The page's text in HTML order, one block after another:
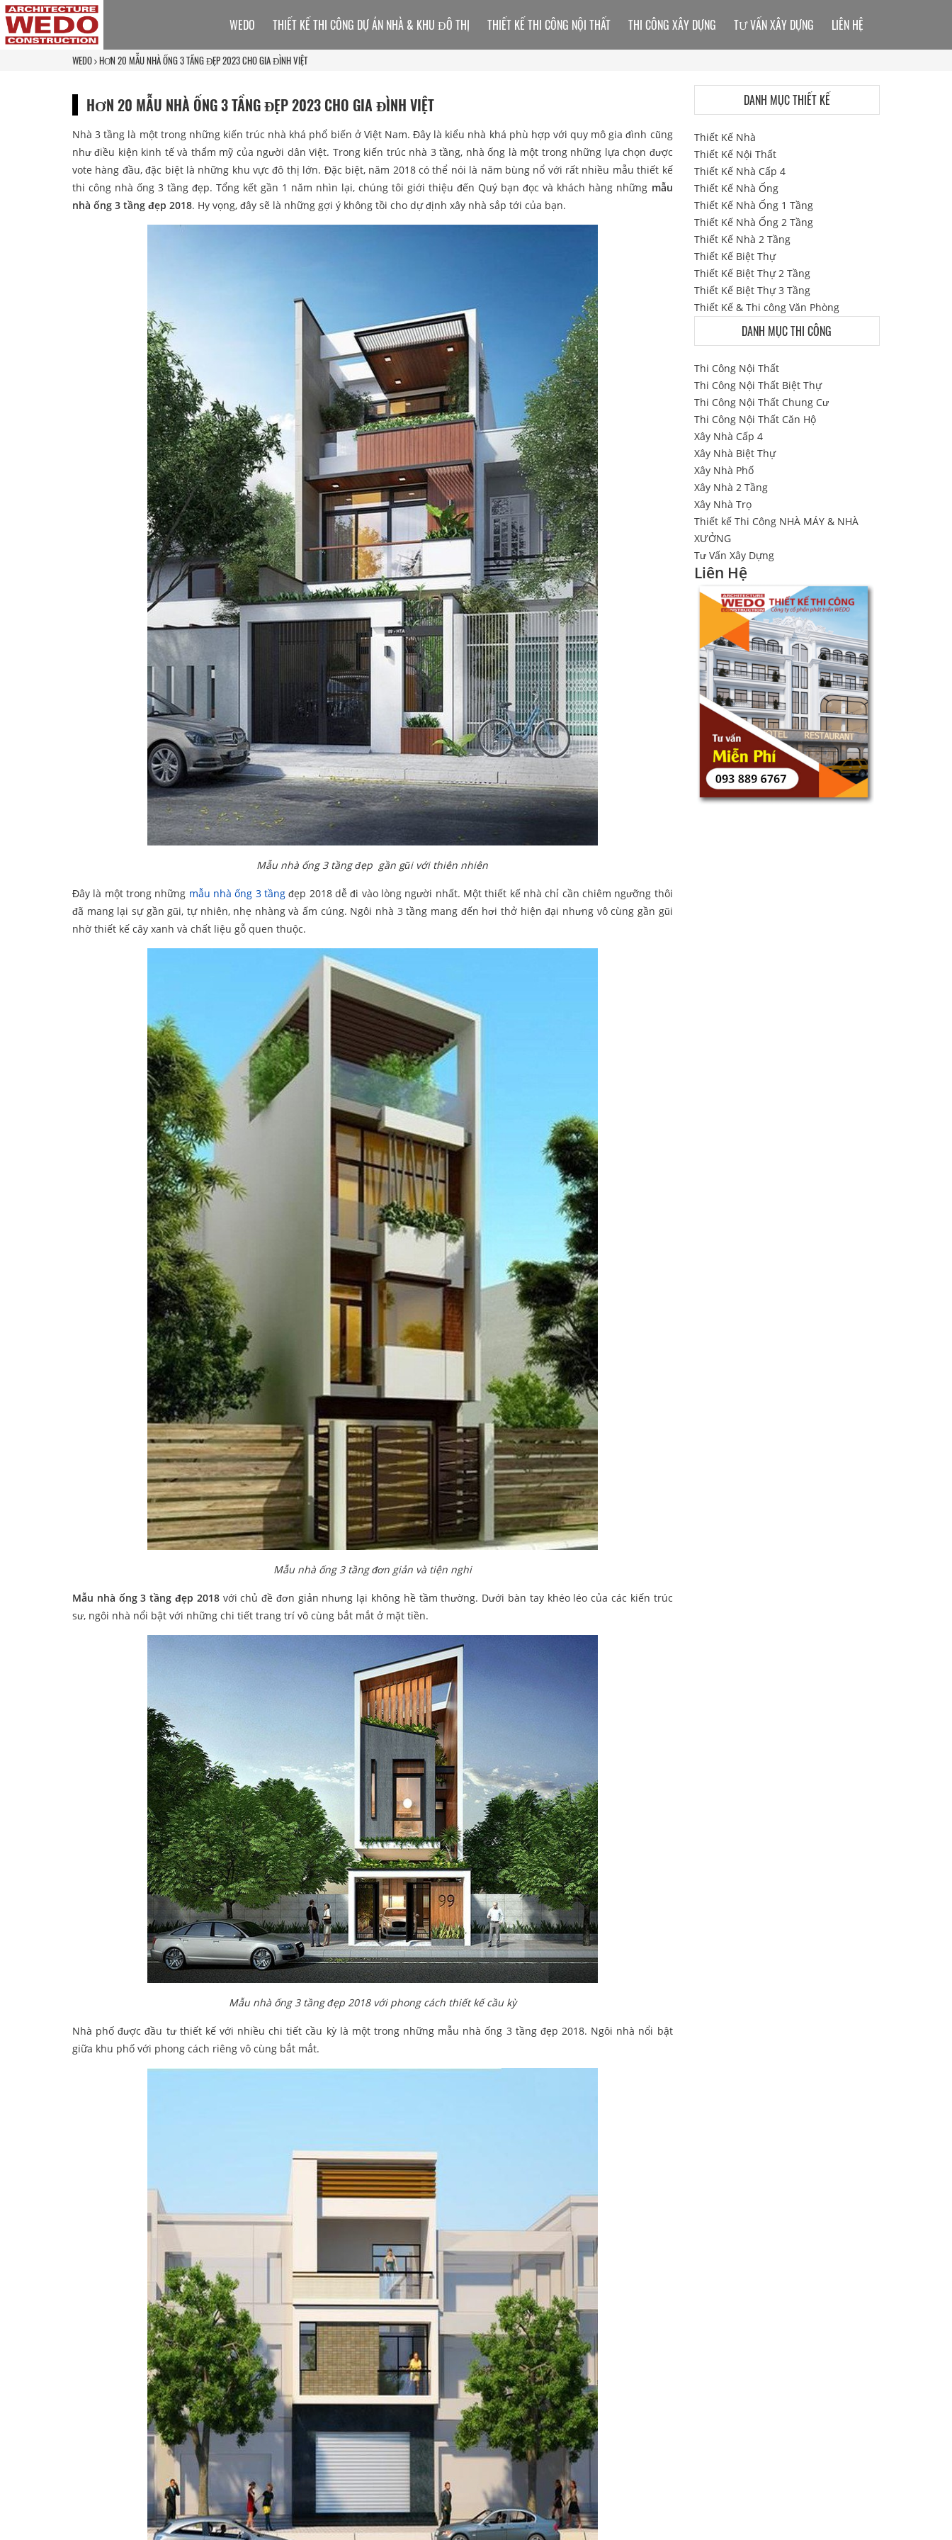
WEDO HƠN 20 MẪU NHÀ ỐNG 3 TẦNG ĐẸP 2023 CHO GIA ĐÌNH VIỆT
HƠN 20 MẪU NHÀ ỐNG 3 TẦNG ĐẸP 2023 CHO GIA ĐÌNH VIỆT
Nhà 3 tầng là một trong những kiến trúc nhà khá phổ biến ở Việt Nam. Đây là kiểu nhà khá phù hợp với quy mô gia đình cũng
như điều kiện kinh tế và thẩm mỹ của người dân Việt. Trong kiến trúc nhà 3 tầng, nhà ống là một trong những lựa chọn được
vote hàng đầu, đặc biệt là những khu vực đô thị lớn. Đặc biệt, năm 2018 có thể nói là năm bùng nổ với rất nhiều mẫu thiết kế
thi công nhà ống 3 tầng đẹp. Tổng kết gần 1 năm nhìn lại, chúng tôi giới thiệu đến Quý bạn đọc và khách hàng những mẫu
nhà ống 3 tầng đẹp 2018. Hy vọng, đây sẽ là những gợi ý không tồi cho dự định xây nhà sắp tới của bạn.
Mẫu nhà ống 3 tầng đẹp gần gũi với thiên nhiên
Đây là một trong những mẫu nhà ống 3 tầngđẹp 2018 dễ đi vào lòng người nhất. Một thiết kế nhà chỉ cần chiêm ngưỡng thôi
đã mang lại sự gần gũi, tự nhiên, nhẹ nhàng và ấm cúng. Ngôi nhà 3 tầng mang đến hơi thở hiện đại nhưng vô cùng gần gũi
nhờ thiết kế cây xanh và chất liệu gỗ quen thuộc.
Mẫu nhà ống 3 tầng đơn giản và tiện nghi
Mẫu nhà ống 3 tầng đẹp 2018với chủ đề đơn giản nhưng lại không hề tầm thường. Dưới bàn tay khéo léo của các kiến trúc
sư, ngôi nhà nổi bật với những chi tiết trang trí vô cùng bắt mắt ở mặt tiền.
Mẫu nhà ống 3 tầng đẹp 2018 với phong cách thiết kế cầu kỳ
Nhà phố được đầu tư thiết kế với nhiều chi tiết cầu kỳ là một trong những mẫu nhà ống 3 tầng đẹp 2018. Ngôi nhà nổi bật
giữa khu phố với phong cách riêng vô cùng bắt mắt.
WEDO THIẾT KẾ THI CÔNG DỰ ÁN NHÀ & KHU ĐÔ THỊ THIẾT KẾ THI CÔNG NỘI THẤT THI CÔNG XÂY DỰNG TƯ VẤN XÂY DỰNG LIÊN HỆ
DANH MỤC THIẾT KẾ
Thiết Kế Nhà
Thiết Kế Nội Thất
Thiết Kế Nhà Cấp 4
Thiết Kế Nhà Ống
Thiết Kế Nhà Ống 1 Tầng
Thiết Kế Nhà Ống 2 Tầng
Thiết Kế Nhà 2 Tầng
Thiết Kế Biệt Thự
Thiết Kế Biệt Thự 2 Tầng
Thiết Kế Biệt Thự 3 Tầng
Thiết Kế & Thi công Văn Phòng
DANH MỤC THI CÔNG
Thi Công Nội Thất
Thi Công Nội Thất Biệt Thự
Thi Công Nội Thất Chung Cư
Thi Công Nội Thất Căn Hộ
Xây Nhà Cấp 4
Xây Nhà Biệt Thự
Xây Nhà Phố
Xây Nhà 2 Tầng
Xây Nhà Trọ
Thiết kế Thi Công NHÀ MÁY & NHÀ
XƯỞNG
Tư Vấn Xây Dựng
Liên Hệ